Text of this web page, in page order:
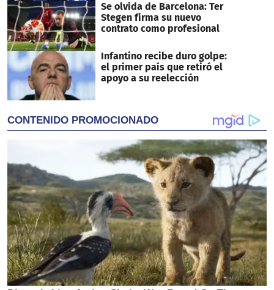
Se olvida de Barcelona: Ter
Stegen firma su nuevo
contrato como profesional
Infantino recibe duro golpe:
el primer país que retiró el
apoyo a su reelección